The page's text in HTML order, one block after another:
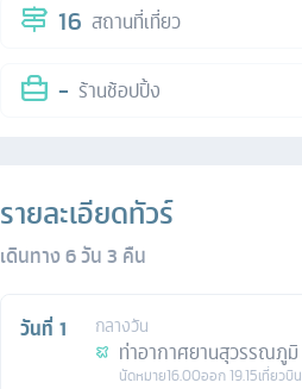
16 สถานที่เที่ยว
- ร้านช้อปปิ้ง
รายละเอียดทัวร์
เดินทาง6วัน3 คืน
วันที่ 1 กลางวัน
ท่าอากาศยานสุวรรณภูมิ
นัดหมาย16.00ออก19.15เที่ยวบิน